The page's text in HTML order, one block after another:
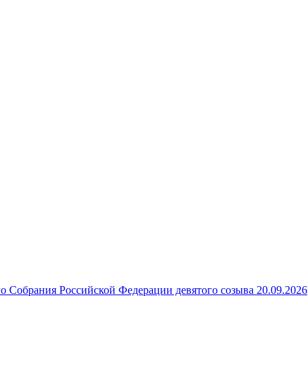
Российской Федерации девятого созыва 20.09.2026